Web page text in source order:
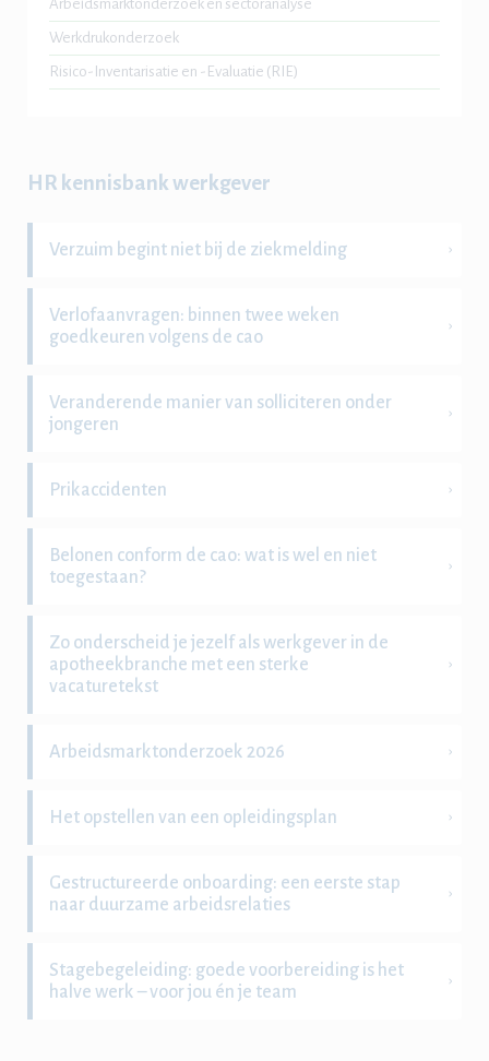
Arbeidsmarktonderzoek en sectoranalyse
Werkdrukonderzoek
Risico-Inventarisatie en -Evaluatie (RIE)
HR kennisbank werkgever
Verzuim begint niet bij de ziekmelding
Verlofaanvragen: binnen twee weken
goedkeuren volgens de cao
Veranderende manier van solliciteren onder
jongeren
Prikaccidenten
Belonen conform de cao: wat is wel en niet
toegestaan?
Zo onderscheid je jezelf als werkgever in de
apotheekbranche met een sterke
vacaturetekst
Arbeidsmarktonderzoek 2026
Het opstellen van een opleidingsplan
Gestructureerde onboarding: een eerste stap
naar duurzame arbeidsrelaties
Stagebegeleiding: goede voorbereiding is het
halve werk – voor jou én je team